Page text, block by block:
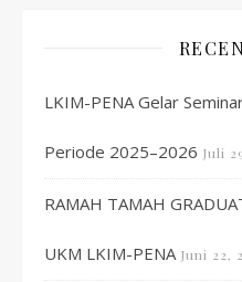
LKIM-PENA Gelar
Periode 2025–2026 Juli
RAMAH TAMAH
UKM LKIM-PENA Juni 22,